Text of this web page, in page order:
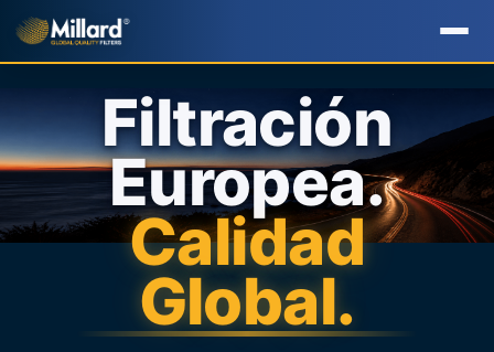
Filtración
Europea.
Calidad
Global.